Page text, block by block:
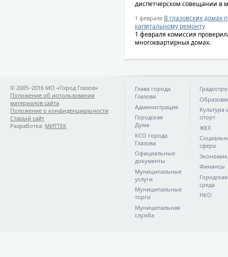
диспетчерском совещании в
1 февраля В глазовских домах
капитальному ремонту
1 февраля комиссия
многоквартирных домах.
© 2005−2016 МО «Город Глазов»
Положение об использовании
материалов сайта
Положение о конфиденциальности
Старый сайт
Разработка: МИТТЕК
Глава города
Глазова
Администрация
Городская
Дума
КСО города
Глазова
Официальные
документы
Муниципальные
услуги
Муниципальные
торги
Муниципальная
служба
Культура
спорт
ЖКХ
сфера
Финансы
Городская
среда
НКО